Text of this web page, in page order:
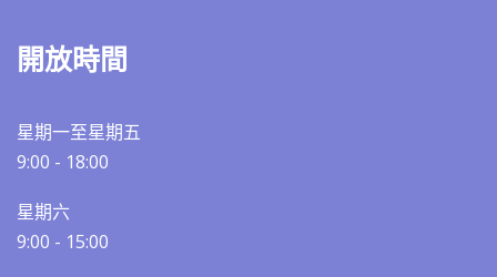
開放時間
星期一至星期五
9:00 - 18:00
星期六
9:00 - 15:00